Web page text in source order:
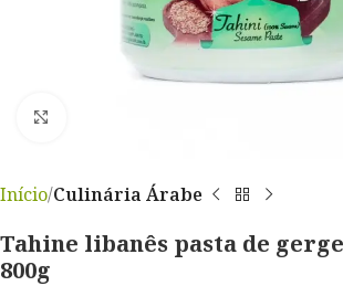
Início Culinária Árabe
Tahine libanês pasta de
800g